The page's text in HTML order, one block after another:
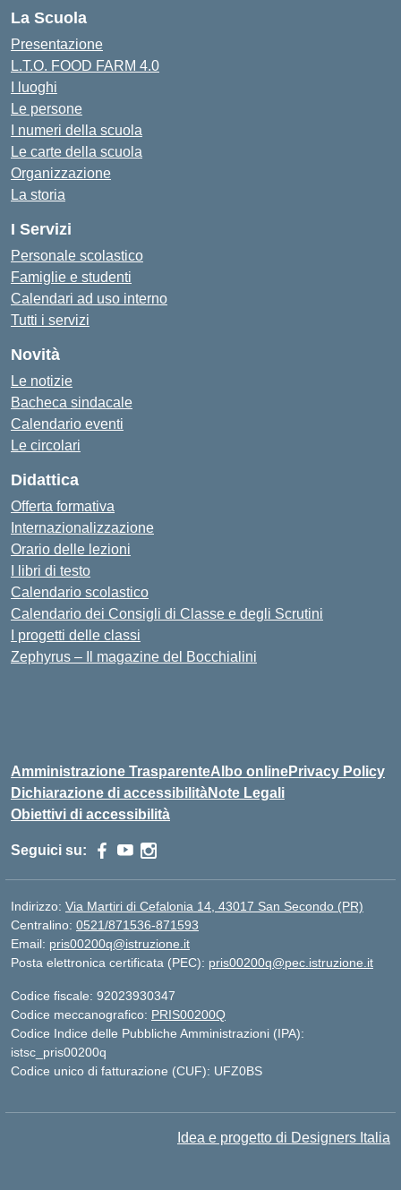
La Scuola
Presentazione
L.T.O. FOOD FARM 4.0
I luoghi
Le persone
I numeri della scuola
Le carte della scuola
Organizzazione
La storia
I Servizi
Personale scolastico
Famiglie e studenti
Calendari ad uso interno
Tutti i servizi
Novità
Le notizie
Bacheca sindacale
Calendario eventi
Le circolari
Didattica
Offerta formativa
Internazionalizzazione
Orario delle lezioni
I libri di testo
Calendario scolastico
Calendario dei Consigli di Classe e degli Scrutini
I progetti delle classi
Zephyrus – Il magazine del Bocchialini
Amministrazione TrasparenteAlbo onlinePrivacy Policy
Dichiarazione di accessibilitàNote Legali
Obiettivi di accessibilità
Seguici su:
Indirizzo: Via Martiri di Cefalonia 14, 43017 San Secondo (PR)
Centralino: 0521/871536-871593
Email: pris00200q@istruzione.it
Posta elettronica certificata (PEC): pris00200q@pec.istruzione.it
Codice fiscale: 92023930347
Codice meccanografico: PRIS00200Q
Codice Indice delle Pubbliche Amministrazioni (IPA):
istsc_pris00200q
Codice unico di fatturazione (CUF): UFZ0BS
Idea e progetto di Designers Italia